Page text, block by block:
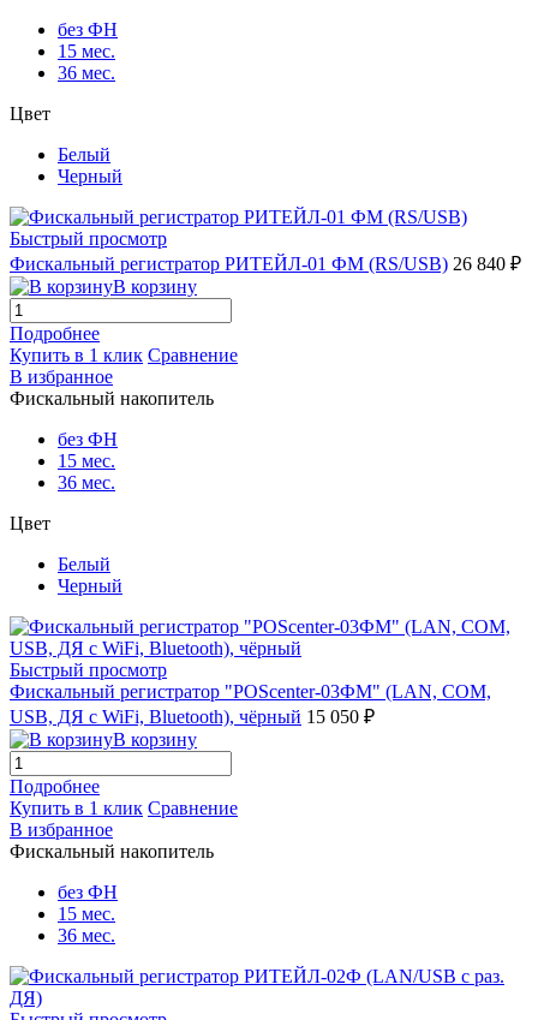
без ФН
15 мес.
36 мес.
Цвет
Белый
Черный
Быстрый просмотр
Фискальный регистратор РИТЕЙЛ-01 ФМ (RS/USB) 26 840 ₽
В корзину
Подробнее
Купить в 1 клик Сравнение
В избранное
Фискальный накопитель
без ФН
15 мес.
36 мес.
Цвет
Белый
Черный
Быстрый просмотр
Фискальный регистратор "POScenter-03ФМ" (LAN, COM,
USB, ДЯ с WiFi, Bluetooth), чёрный 15 050 ₽
В корзину
Подробнее
Купить в 1 клик Сравнение
В избранное
Фискальный накопитель
без ФН
15 мес.
36 мес.